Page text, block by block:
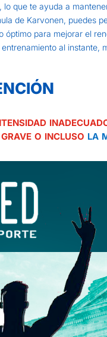
que te ayuda a
de Karvonen, puedes
para mejorar el
al instante,
o incluso la